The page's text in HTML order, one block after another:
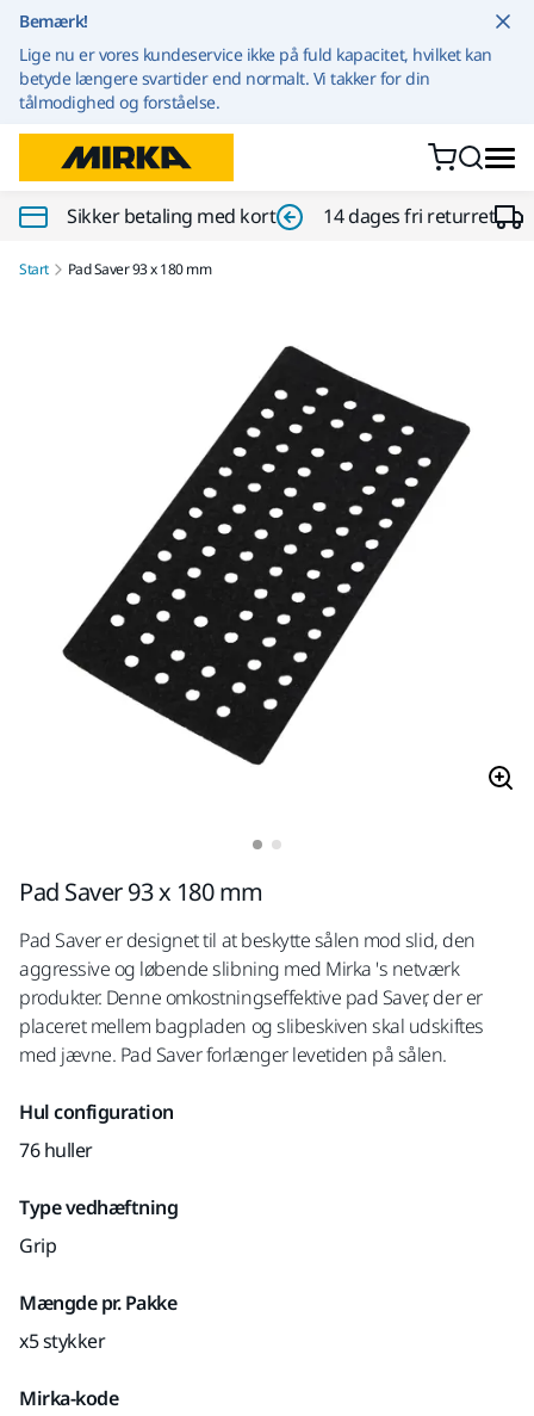
Bemærk!
Lige nu er vores kundeservice ikke på fuld kapacitet, hvilket kan
betyde længere svartider end normalt. Vi takker for din
tålmodighed og forståelse.
Sikker betaling med kort 14 dages fri returret
Start Pad Saver 93 x 180 mm
Pad Saver 93 x 180 mm
Pad Saver er designet til at beskytte sålen mod slid, den
aggressive og løbende slibning med Mirka 's netværk
produkter. Denne omkostningseffektive pad Saver, der er
placeret mellem bagpladen og slibeskiven skal udskiftes
med jævne. Pad Saver forlænger levetiden på sålen.
Hul configuration
76 huller
Type vedhæftning
Grip
Mængde pr. Pakke
x5 stykker
Mirka-kode